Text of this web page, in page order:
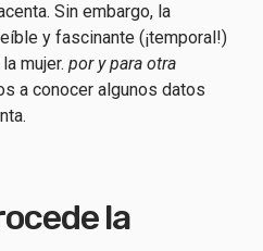
Sin embargo, la
y fascinante (¡temporal!)
mujer. por y para otra
a conocer algunos datos
la